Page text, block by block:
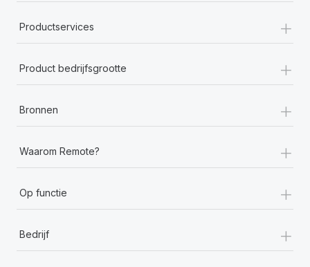
Productservices +
Product bedrijfsgrootte +
Bronnen +
Waarom Remote? +
Op functie +
Bedrijf
+